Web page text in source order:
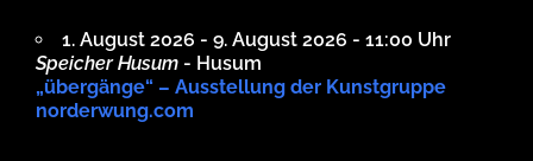
1. August 2026 - 9. August 2026 - 11:00 Uhr
Speicher Husum - Husum
„übergänge“ – Ausstellung der Kunstgruppe
norderwung.com